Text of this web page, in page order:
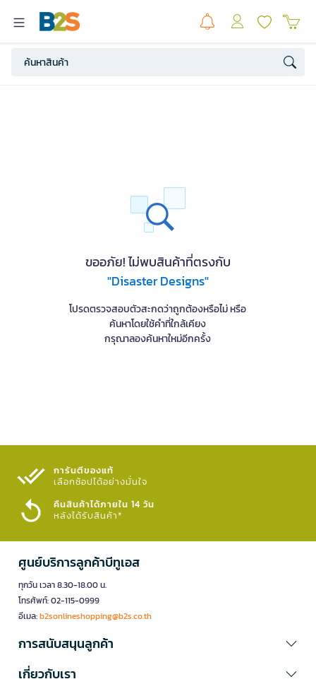
ขออภัย! ไม่พบสินค้าที่ตรงกับ
"Disaster Designs"
โปรดตรวจสอบตัวสะกดว่าถูกต้องหรือไม่ หรือ
ค้นหาโดยใช้คำที่ใกล้เคียง
กรุณาลองค้นหาใหม่อีกครั้ง
การันตีของแท้
เลือกช้อปได้อย่างมั่นใจ​
คืนสินค้าได้ภายใน 14 วัน
หลังได้รับสินค้า*
ศูนย์บริการลูกค้าบีทูเอส
ทุกวัน เวลา 8.30-18.00 น.
โทรศัพท์: 02-115-0999
อีเมล:b2sonlineshopping@b2s.co.th
การสนับสนุนลูกค้า
เกี่ยวกับเรา